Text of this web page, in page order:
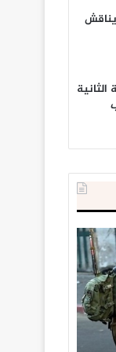
الداخلية
المصرية
تعلن
إحباط
‘مخطط
كبير’